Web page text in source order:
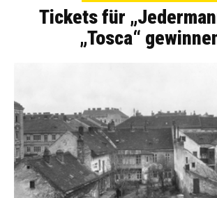
Tickets für
„Tosca“